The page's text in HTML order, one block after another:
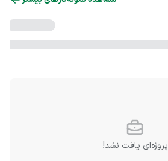
پروژه‌ای یافت نشد!